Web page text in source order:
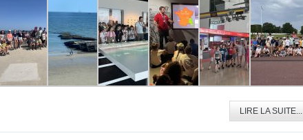
LIRE LA SUITE...